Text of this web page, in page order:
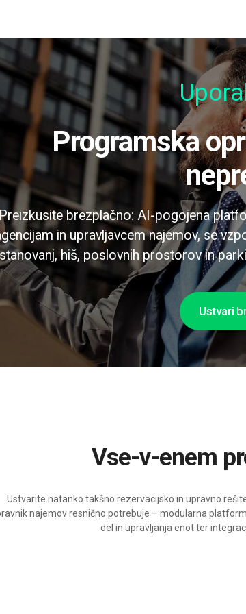
Programska oprema za rezervacije
brezplačno: AI-pogojena
in upravljavcem najemov, se
hiš, poslovnih prostorov in
Ustvari
Vse-v-enem
Ustvarite natanko takšno rezervacijsko in upravno
najemov resnično potrebuje – modularna
del in upravljanja enot ter